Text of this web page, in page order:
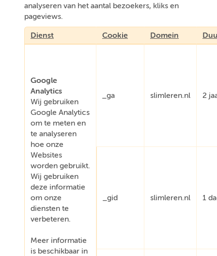
analyseren van het aantal bezoekers, kliks en
pageviews.
Dienst Cookie Domein
Google
Analytics
Wij gebruiken
Google Analytics
om te meten en
te analyseren
hoe onze
Websites
worden gebruikt.
Wij gebruiken
deze informatie
om onze
diensten te
verbeteren.
Meer informatie
is beschikbaar in
_ga slimleren.nl 2
_gid slimleren.nl 1